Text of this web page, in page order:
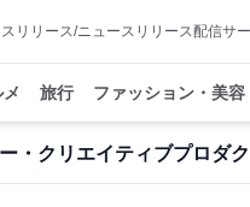
リリース/ニュースリリース配信サ
旅行 ファッション・美容
・クリエイティブプロダ